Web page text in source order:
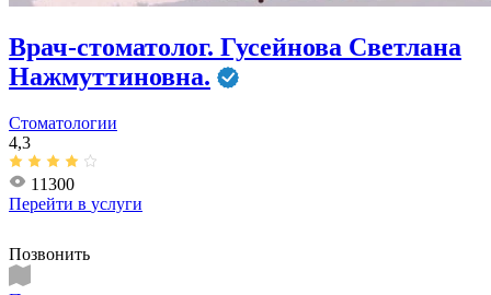
Врач-стоматолог. Гусейнова Светлана
Нажмуттиновна.
Стоматологии
4,3
11300
Перейти в услуги
Позвонить